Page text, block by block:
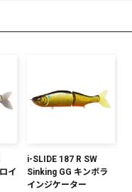
イ
i-SLIDE 187 R SW
Sinking GG キンボラ
インジケーター